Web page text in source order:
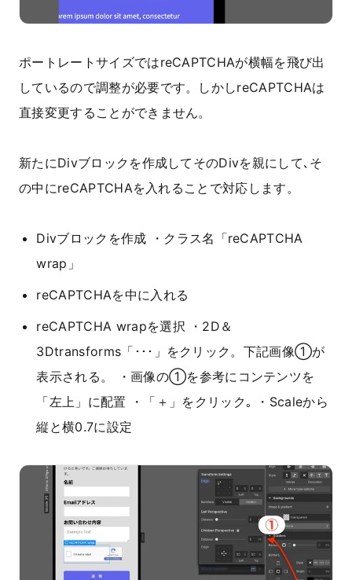
ポートレートサイズではreCAPTCHAが横幅を飛び出
しているので調整が必要です。しかしreCAPTCHAは
直接変更することができません。
新たにDivブロックを作成してそのDivを親にして､そ
の中にreCAPTCHAを入れることで対応します。
Divブロックを作成 ・クラス名「reCAPTCHA
wrap」
reCAPTCHAを中に入れる
reCAPTCHA wrapを選択 ・2D＆
3Dtransforms「･･･」をクリック。下記画像①が
表示される。 ・画像の①を参考にコンテンツを
「左上」に配置 ・「＋」をクリック｡ ・Scaleから
縦と横0.7に設定